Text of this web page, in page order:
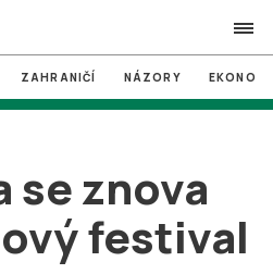
search
ZAHRANIČÍ NÁZORY
se znova
festival